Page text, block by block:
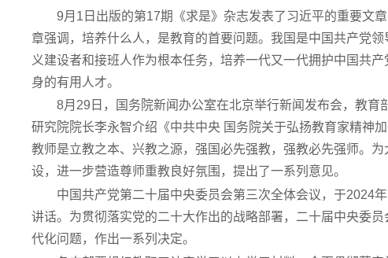
9月1日出版的第17期《求是》杂志发表了习近平的重要文
章强调，培养什么人，是教育的首要问题。我国是中国共产党
义建设者和接班人作为根本任务，培养一代又一代拥护中国共
身的有用人才。
8月29日，国务院新闻办公室在北京举行新闻发布会，教
研究院院长李永智介绍《中共中央 国务院关于弘扬教育家精神
教师是立教之本、兴教之源，强国必先强教，强教必先强师。
设，进一步营造尊师重教良好氛围，提出了一系列意见。
中国共产党第二十届中央委员会第三次全体会议，于2024
讲话。为贯彻落实党的二十大作出的战略部署，二十届中央委
代化问题，作出一系列决定。